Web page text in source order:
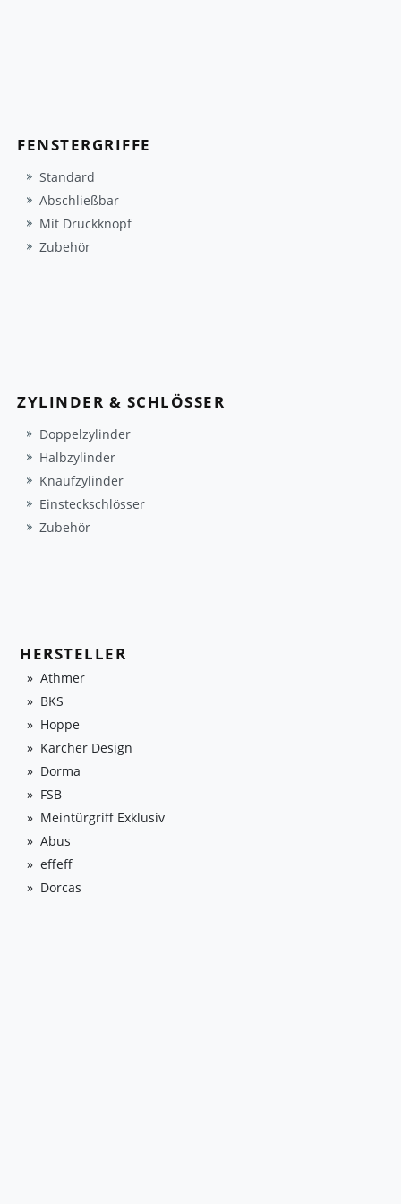
FENSTERGRIFFE
Standard
Abschließbar
Mit Druckknopf
Zubehör
ZYLINDER & SCHLÖSSER
Doppelzylinder
Halbzylinder
Knaufzylinder
Einsteckschlösser
Zubehör
HERSTELLER
Athmer
BKS
Hoppe
Karcher Design
Dorma
FSB
Meintürgriff Exklusiv
Abus
effeff
Dorcas